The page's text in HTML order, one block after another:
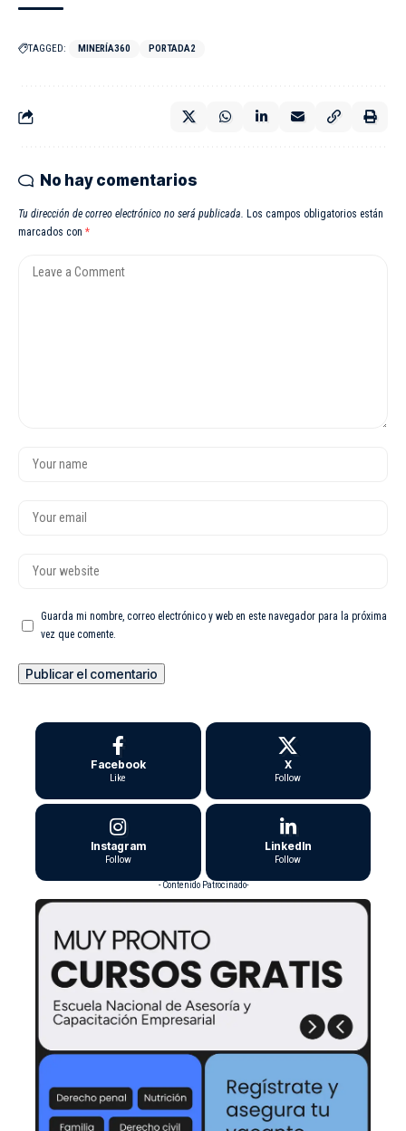
TAGGED: MINERÍA360 PORTADA2
No hay comentarios
Tu dirección de correo electrónico no será publicada. Los campos obligatorios están
marcados con *
Guarda mi nombre, correo electrónico y web en este navegador para la próxima
vez que comente.
Facebook
Like
X
Follow
Instagram
Follow
LinkedIn
Follow
- Contenido Patrocinado-